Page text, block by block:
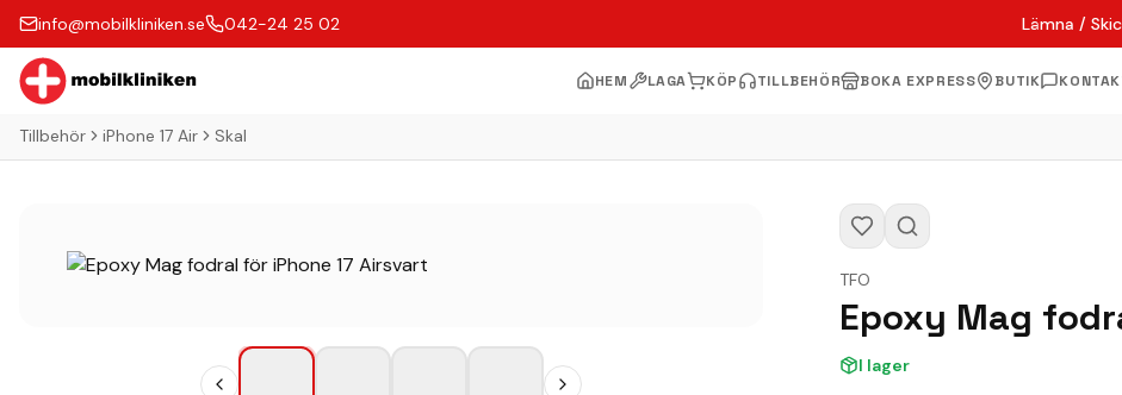
info@mobilkliniken.se 042-24 25 02 Lämna /
HEM LAGA KÖP TILLBEHÖR BOKA EXPRESS BUTIK
Tillbehör iPhone 17 Air Skal
TFO
Epoxy Mag
I lager